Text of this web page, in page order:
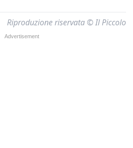
Riproduzione riservata © Il Piccolo